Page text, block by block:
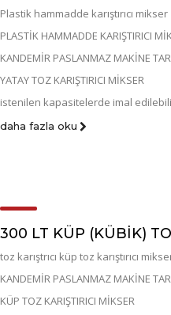
Plastik hammadde karıştırıcı mikser
PLASTİK HAMMADDE KARIŞTIRICI
KANDEMİR PASLANMAZ MAKİNE
YATAY TOZ KARIŞTIRICI MİKSER
istenilen kapasitelerde imal
daha fazla oku
300 LT KÜP (KÜBIK)
toz karıştrıcı küp toz karıştırıcı
KANDEMİR PASLANMAZ MAKİNE
KÜP TOZ KARIŞTIRICI MİKSER